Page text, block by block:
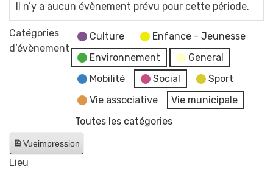
Il n’y a aucun évènement prévu pour cette période.
Catégories
d’évènement
Culture
Enfance - Jeunesse
Environnement
General
Mobilité
Social
Sport
Vie associative
Vie municipale
Toutes les catégories
Vueimpression
Lieu